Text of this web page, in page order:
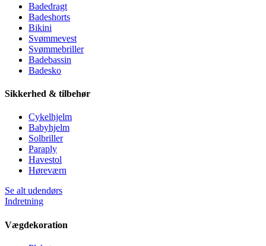
Badedragt
Badeshorts
Bikini
Svømmevest
Svømmebriller
Badebassin
Badesko
Sikkerhed & tilbehør
Cykelhjelm
Babyhjelm
Solbriller
Paraply
Havestol
Høreværn
Se alt udendørs
Indretning
Vægdekoration